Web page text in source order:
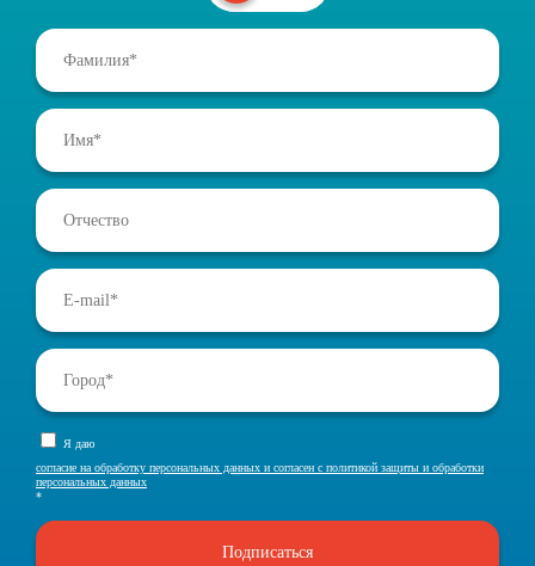
Я даю
согласие на обработку персональных данных и согласен с политикой защиты и обработки
персональных данных
*
Подписаться